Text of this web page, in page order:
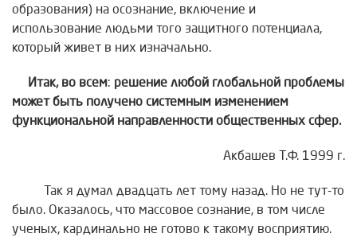
образования) на осознание, включение и
использование людьми того защитного потенциала,
который живет в них изначально.
Итак, во всем: решение любой глобальной проблемы
может быть получено системным изменением
функциональной направленности общественных сфер.
Акбашев Т.Ф. 1999 г.
Так я думал двадцать лет тому назад. Но не тут-то
было. Оказалось, что массовое сознание, в том числе
ученых, кардинально не готово к такому восприятию.